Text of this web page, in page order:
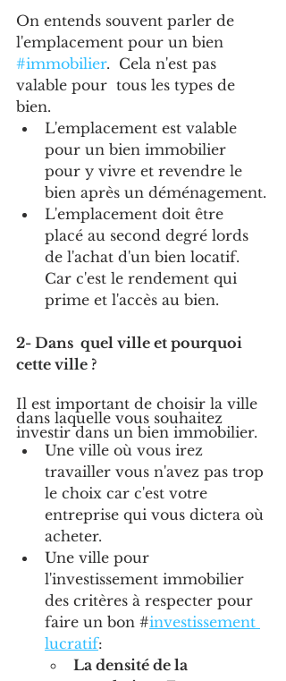
On entends souvent parler de
l'emplacement pour un bien
#immobilier.  Cela n'est pas
valable pour  tous les types de
L'emplacement est valable
pour un bien immobilier
pour y vivre et revendre le
bien après un déménagement.
L'emplacement doit être
placé au second degré lords
de l'achat d'un bien locatif.
Car c'est le rendement qui
prime et l'accès au bien.
2- Dans  quel ville et pourquoi
cette ville ?
Il est important de choisir la ville
dans laquelle vous souhaitez
investir dans un bien immobilier.
Une ville où vous irez
travailler vous n'avez pas trop
le choix car c'est votre
entreprise qui vous dictera où
acheter.
Une ville pour
l'investissement immobilier
des critères à respecter pour
faire un bon #investissement
lucratif:
La densité de la